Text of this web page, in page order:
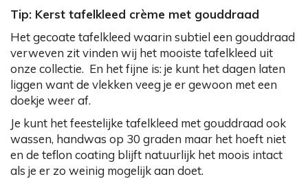
Tip: Kerst tafelkleed crème met gouddraad
Het gecoate tafelkleed waarin subtiel een gouddraad
verweven zit vinden wij het mooiste tafelkleed uit
onze collectie. En het fijne is: je kunt het dagen laten
liggen want de vlekken veeg je er gewoon met een
doekje weer af.
Je kunt het feestelijke tafelkleed met gouddraad ook
wassen, handwas op 30 graden maar het hoeft niet
en de teflon coating blijft natuurlijk het moois intact
als je er zo weinig mogelijk aan doet.